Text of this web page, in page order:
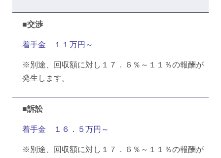
■交渉
着手金 １１万円～
※別途、回収額に対し１７．６％～１１％の報酬が
発生します。
■訴訟
着手金 １６．５万円～
※別途、回収額に対し１７．６％～１１％の報酬が